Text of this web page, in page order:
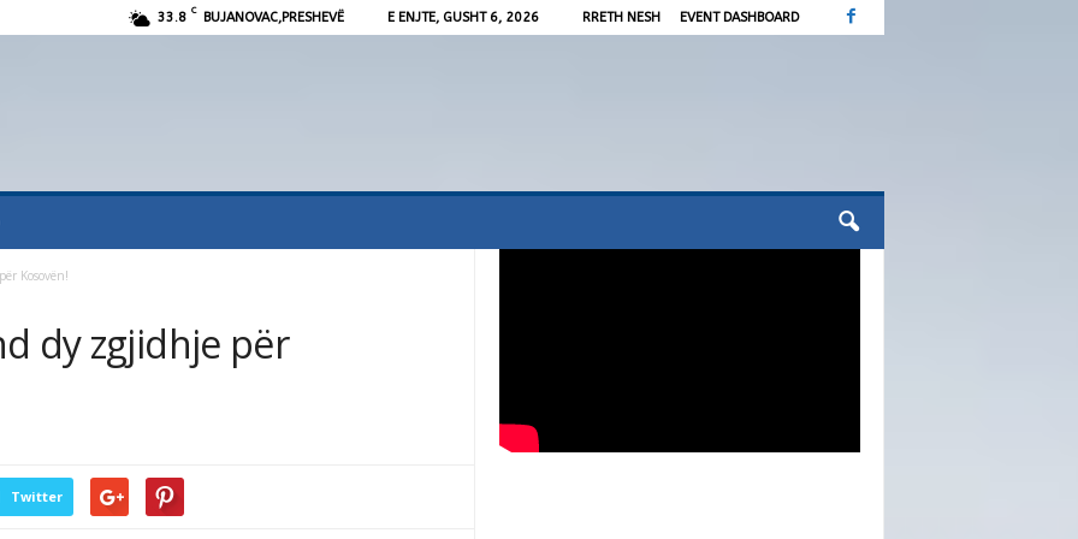
33.8 C BUJANOVAC,PRESHEVË E ENJTE, GUSHT 6, 2026 RRETH NESH EVENT DASHBOARD
Kosovën!
dy zgjidhje për
Twitter